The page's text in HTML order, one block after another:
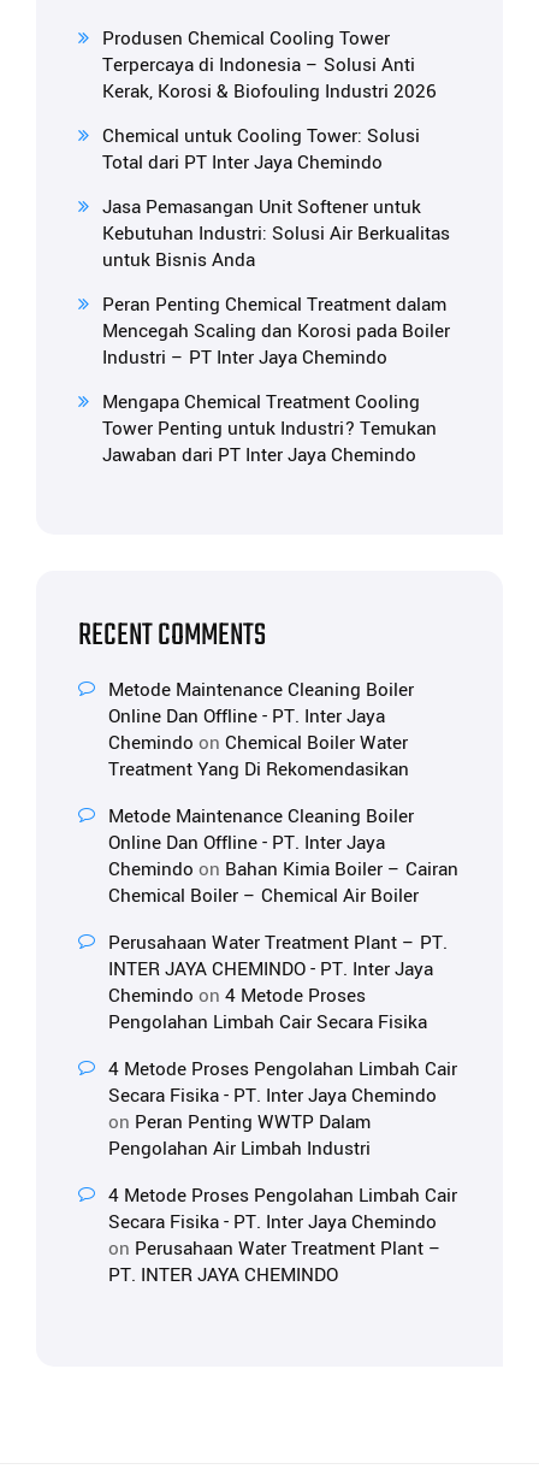
Produsen Chemical Cooling Tower
Terpercaya di Indonesia – Solusi Anti
Kerak, Korosi & Biofouling Industri 2026
Chemical untuk Cooling Tower: Solusi
Total dari PT Inter Jaya Chemindo
Jasa Pemasangan Unit Softener untuk
Kebutuhan Industri: Solusi Air Berkualitas
untuk Bisnis Anda
Peran Penting Chemical Treatment dalam
Mencegah Scaling dan Korosi pada Boiler
Industri – PT Inter Jaya Chemindo
Mengapa Chemical Treatment Cooling
Tower Penting untuk Industri? Temukan
Jawaban dari PT Inter Jaya Chemindo
RECENT COMMENTS
Metode Maintenance Cleaning Boiler
Online Dan Offline - PT. Inter Jaya
Chemindo on Chemical Boiler Water
Treatment Yang Di Rekomendasikan
Metode Maintenance Cleaning Boiler
Online Dan Offline - PT. Inter Jaya
Chemindo on Bahan Kimia Boiler – Cairan
Chemical Boiler – Chemical Air Boiler
Perusahaan Water Treatment Plant – PT.
INTER JAYA CHEMINDO - PT. Inter Jaya
Chemindo on 4 Metode Proses
Pengolahan Limbah Cair Secara Fisika
4 Metode Proses Pengolahan Limbah Cair
Secara Fisika - PT. Inter Jaya Chemindo
on Peran Penting WWTP Dalam
Pengolahan Air Limbah Industri
4 Metode Proses Pengolahan Limbah Cair
Secara Fisika - PT. Inter Jaya Chemindo
on Perusahaan Water Treatment Plant –
PT. INTER JAYA CHEMINDO